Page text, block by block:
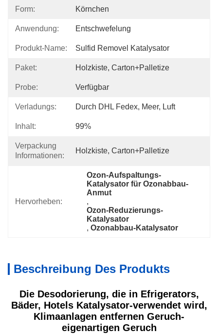
Form: Körnchen
Anwendung: Entschwefelung
Produkt-Name: Sulfid Removel Katalysator
Paket: Holzkiste, Carton+Palletize
Probe: Verfügbar
Verladungs: Durch DHL Fedex, Meer, Luft
Inhalt: 99%
Verpackung
Informationen:
Holzkiste, Carton+Palletize
Hervorheben:
Ozon-Aufspaltungs-
Katalysator für Ozonabbau-
Anmut
,
Ozon-Reduzierungs-
Katalysator
, Ozonabbau-Katalysator
Beschreibung Des Produkts
Die Desodorierung, die in Efrigerators,
Bäder, Hotels Katalysator-verwendet wird,
Klimaanlagen entfernen Geruch-
eigenartigen Geruch